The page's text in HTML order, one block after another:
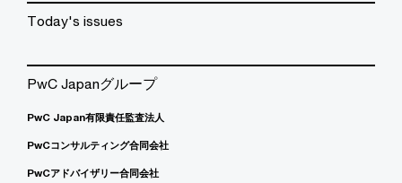
Today's issues
PwC Japanグループ
PwC Japan有限責任監査法人
PwCコンサルティング合同会社
PwCアドバイザリー合同会社